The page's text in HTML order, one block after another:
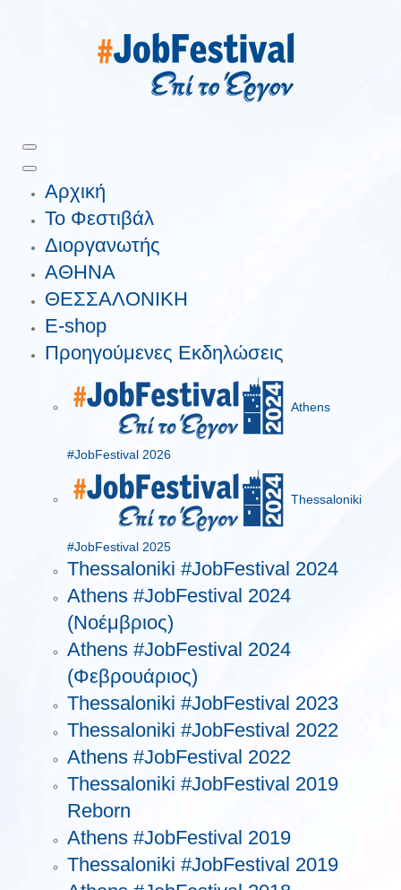
Αρχική
Το Φεστιβάλ
Διοργανωτής
ΑΘΗΝΑ
ΘΕΣΣΑΛΟΝΙΚΗ
E-shop
Προηγούμενες Εκδηλώσεις
Athens
#JobFestival 2026
Thessaloniki
#JobFestival 2025
Thessaloniki #JobFestival 2024
Athens #JobFestival 2024
(Νοέμβριος)
Athens #JobFestival 2024
(Φεβρουάριος)
Thessaloniki #JobFestival 2023
Thessaloniki #JobFestival 2022
Athens #JobFestival 2022
Thessaloniki #JobFestival 2019
Reborn
Athens #JobFestival 2019
Thessaloniki #JobFestival 2019